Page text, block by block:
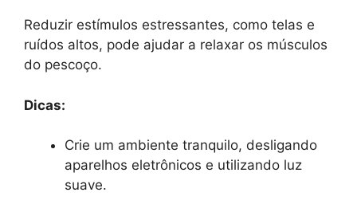
Reduzir estímulos estressantes, como telas e
ruídos altos, pode ajudar a relaxar os músculos
do pescoço.
Dicas:
Crie um ambiente tranquilo, desligando
aparelhos eletrônicos e utilizando luz
suave.